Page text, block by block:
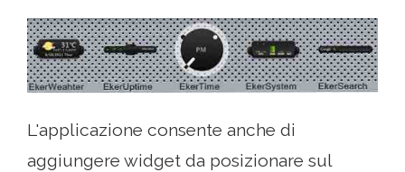
L'applicazione consente anche di
aggiungere widget da posizionare sul